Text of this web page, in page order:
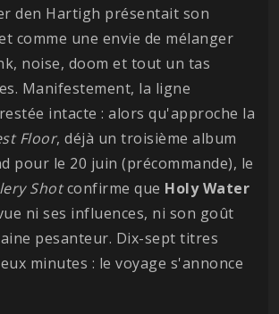
den Hartigh présentait son
comme une envie de mélanger
noise, doom et tout un tas
Manifestement, la ligne
intacte : alors qu'approche la
Floor, déjà un troisième album
pour le 20 juin (précommande), le
Shotconfirme que Holy Water
ni ses influences, ni son goût
pesanteur. Dix-sept titres
minutes : le voyage s'annonce